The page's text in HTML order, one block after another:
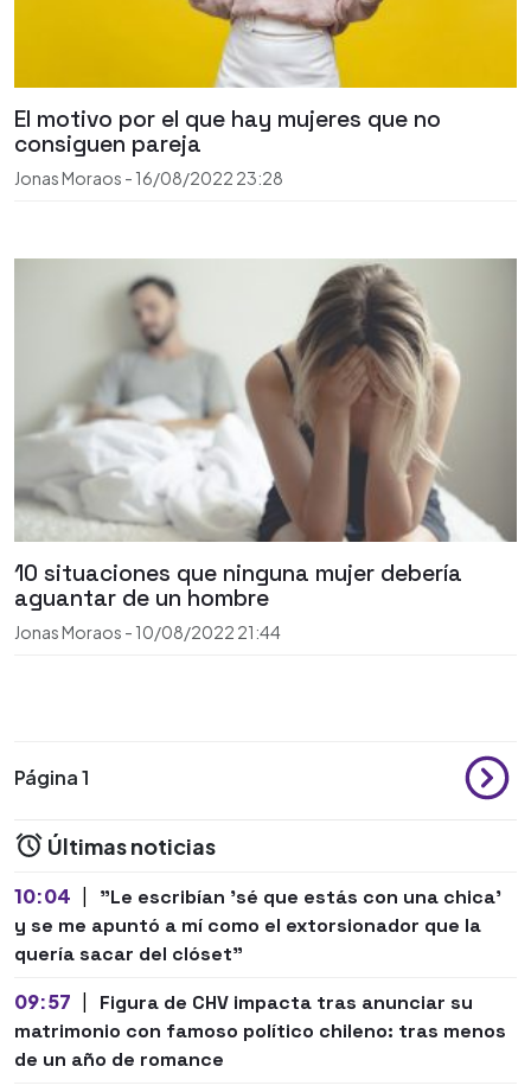
El motivo por el que hay mujeres que no
consiguen pareja
Jonas Moraos - 16/08/2022 23:28
10 situaciones que ninguna mujer debería
aguantar de un hombre
Jonas Moraos - 10/08/2022 21:44
Página 1
Últimas noticias
10:04 |
"Le escribían 'sé que estás con una chica'
y se me apuntó a mí como el extorsionador que la
quería sacar del clóset"
09:57 |
Figura de CHV impacta tras anunciar su
matrimonio con famoso político chileno: tras menos
de un año de romance